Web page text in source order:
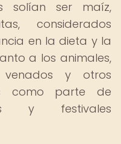
solían ser maíz,
considerados
en la dieta y la
a los animales,
y otros
como parte de
y festivales